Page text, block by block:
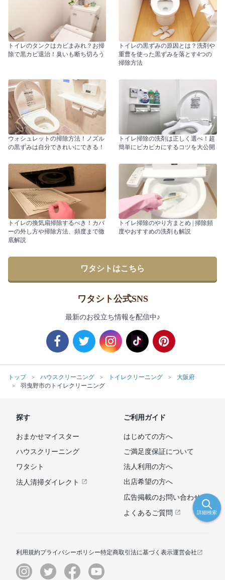
トイレのタンクはカビまみれ？お掃
除で黒カビ退治！臭いも断ち切ろう
トイレの黒ずみの原因とは？洗剤や
重曹を使った黒ずみを落とす4つの
掃除方法
ウォシュレットの掃除方法！ノズル
の黒ずみは自分できれいにできる！
トイレ掃除の洗剤は正しく選べ！超
簡単にピカピカにするコツを大公開
トイレの換気扇掃除するべき！カバ
ーの外し方や掃除方法、頻度まで徹
底解説
トイレ掃除のやり方まとめ | 掃除頻
度やおすすめの洗剤も解説
ワタシトはこちら
ワタシト公式SNS
最新のお役立ち情報を配信中♪
トップ ハウスクリーニング トイレクリーニング
大阪府
羽曳野市のトイレクリーニング
詳細検索
探す
おまかせマイスター
ハウスクリーニング
ワタシト
法人清掃ダイレクト
ご利用ガイド
はじめての方へ
ご満足度保証について
法人利用の方へ
出店希望の方へ
広告掲載のお問い合わせ
よくあるご質問
利用規約プライバシーポリシー特定商取引法に基づく表示運営会社